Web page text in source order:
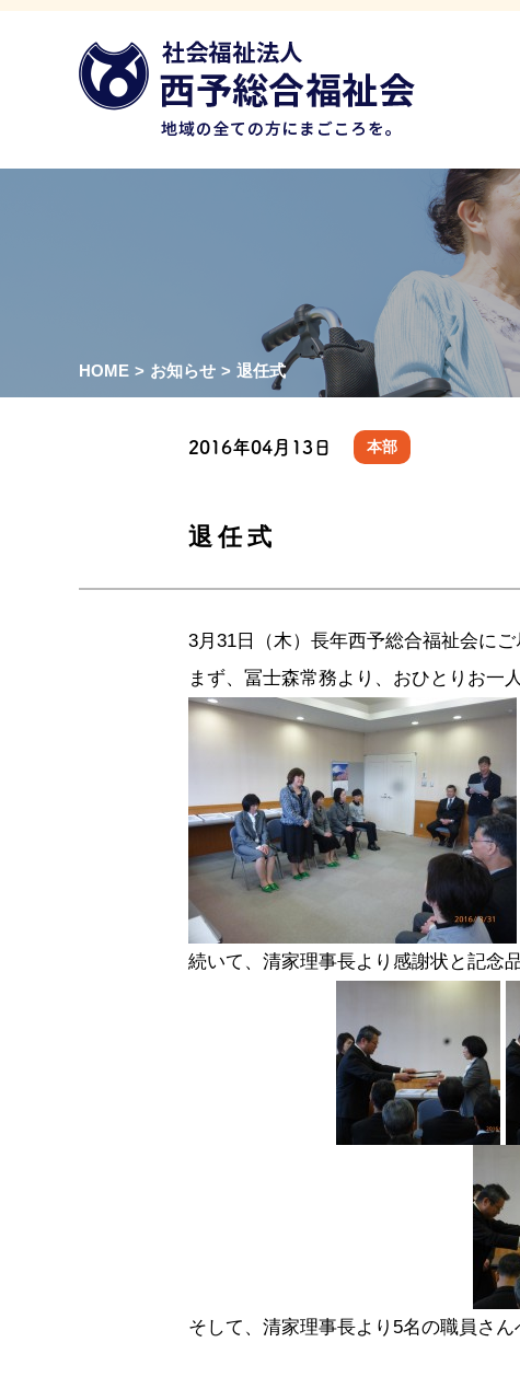
HOME > お知らせ > 退任式
2016年04月13日 本部
退任式
3月31日（木）長年西予総合福祉会に
まず、冨士森常務より、おひとりお一
続いて、清家理事長より感謝状と記念
そして、清家理事長より5名の職員さ